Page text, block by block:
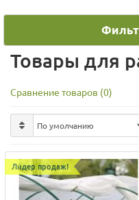
Товары для
Сравнение товаров (0)
Лидер продаж!